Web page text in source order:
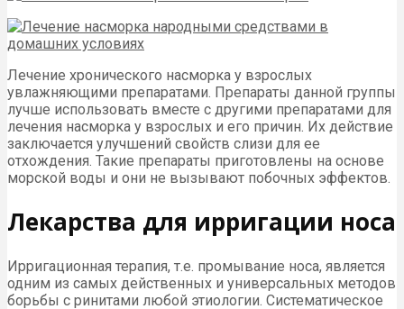
Лечение хронического насморка у взрослых
увлажняющими препаратами. Препараты данной группы
лучше использовать вместе с другими препаратами для
лечения насморка у взрослых и его причин. Их действие
заключается улучшений свойств слизи для ее
отхождения. Такие препараты приготовлены на основе
морской воды и они не вызывают побочных эффектов.
Лекарства для ирригации носа
Ирригационная терапия, т.е. промывание носа, является
одним из самых действенных и универсальных методов
борьбы с ринитами любой этиологии. Систематическое